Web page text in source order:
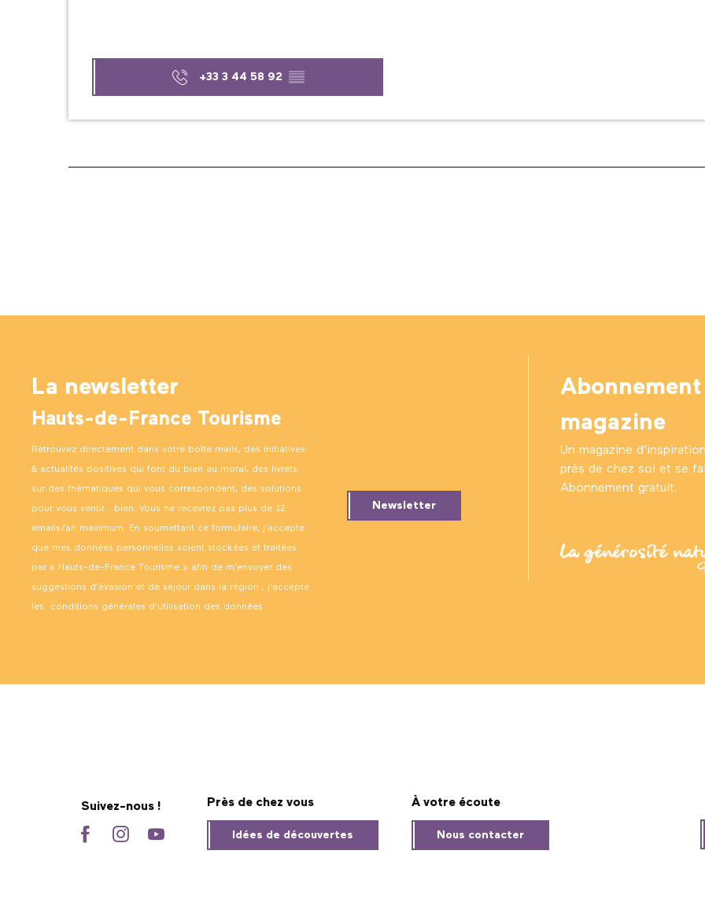
+33 3 44 58 92 ▒▒
La newsletter
Hauts-de-France Tourisme
Retrouvez directement dans votre boîte mails, des initiatives
& actualités positives qui font du bien au moral, des livrets
sur des thématiques qui vous correspondent, des solutions
pour vous sentir… bien. Vous ne recevrez pas plus de 12
emails/an maximum. En soumettant ce formulaire, j’accepte
que mes données personnelles soient stockées et traitées
par « Hauts-de-France Tourisme » afin de m’envoyer des
suggestions d’évasion et de séjour dans la région ; j’accepte
les conditions générales d’utilisation des données.
Newsletter
Abonnement
magazine
Un magazine
près de chez soi et se
Abonnement gratuit.
Suivez-nous ! Près de chez vous
Idées de découvertes
À votre écoute
Nous contacter